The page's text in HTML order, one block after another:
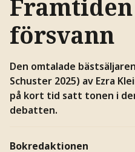
försvann
Den omtalade
Schuster 2025) av Ezra
på kort tid satt tonen i
debatten.
Bokredaktionen